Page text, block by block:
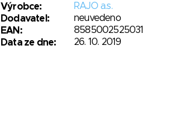
Výrobce:
RAJO a.s.
Dodavatel:
neuvedeno
EAN:
8585002525031
Data ze dne:
26. 10. 2019